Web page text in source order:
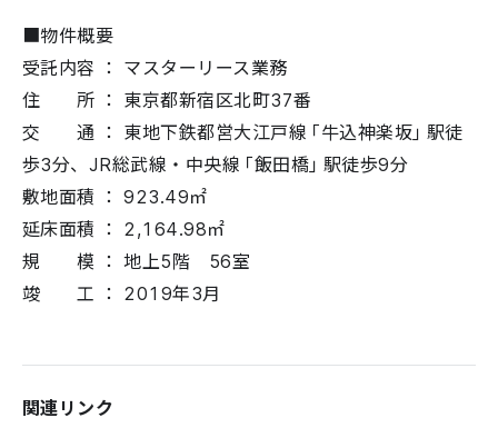
■物件概要
受託内容 ： マスターリース業務
住 所 ： 東京都新宿区北町37番
交 通 ： 東地下鉄都営大江戸線「牛込神楽坂」駅徒
歩3分、JR総武線・中央線「飯田橋」駅徒歩9分
敷地面積 ： 923.49㎡
延床面積 ： 2,164.98㎡
規 模 ： 地上5階 56室
竣 工 ： 2019年3月
関連リンク